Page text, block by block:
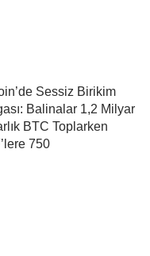
Sessiz Birikim
Balinalar 1,2 Milyar
BTC Toplarken
750